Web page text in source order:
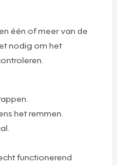
één of meer van de
nodig om het
het remmen.
functionerend